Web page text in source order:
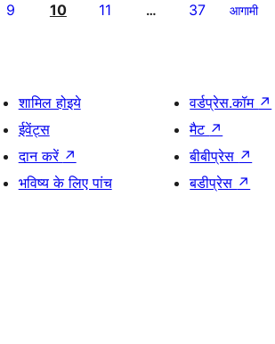
9 10 11 … 37 आगामी
शामिल होइये
ईवेंट्स
दान करें ↗
भविष्य के लिए पांच
वर्डप्रेस.कॉम ↗
मैट ↗
बीबीप्रेस ↗
बडीप्रेस ↗